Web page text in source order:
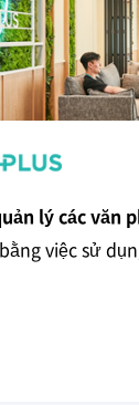
lý các văn
bằng việc sử